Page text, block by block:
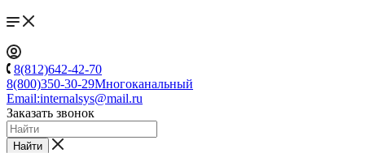
8(812)642-42-70
8(800)350-30-29Многоканальный
Email:internalsys@mail.ru
Заказать звонок
Найти